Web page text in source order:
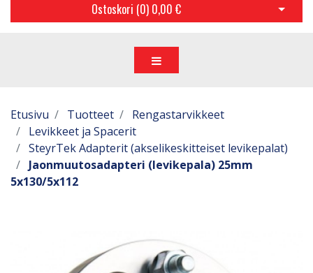
Ostoskori (0) 0,00 € Avaa
Etusivu Tuotteet
Rengastarvikkeet
Levikkeet ja Spacerit
SteyrTek Adapterit (akselikeskitteiset levikepalat)
Jaonmuutosadapteri (levikepala) 25mm
5x130/5x112